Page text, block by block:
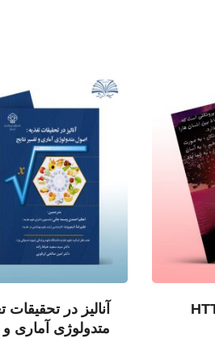
آنالیز در
متدولوژی آماری و